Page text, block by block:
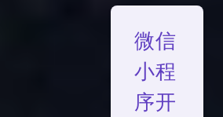
微信
小程
序开